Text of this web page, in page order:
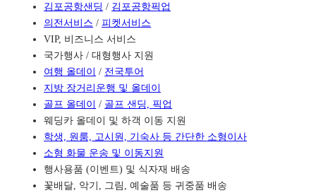
김포공항샌딩 / 김포공항픽업
의전서비스 /피켓서비스
VIP, 비즈니스 서비스
국가행사 / 대형행사 지원
여행 올데이 / 전국투어
지방 장거리운행 및 올데이
골프 올데이 / 골프 샌딩, 픽업
웨딩카 올데이 및 하객 이동 지원
학생, 원룸, 고시원, 기숙사 등 간단한 소형이사
소형 화물 운송 및 이동지원
행사용품 (이벤트) 및 식자재 배송
꽃배달, 악기, 그림, 예술품 등 귀중품 배송